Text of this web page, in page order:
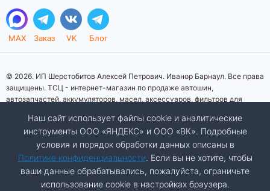
MAX Заказ VK Блог
© 2026. ИП Шерстобитов Алексей Петрович. Иванор Барнаул. Все права
защищены. ТСЦ - интернет-магазин по продаже автошин,
автозапчастей, аккумуляторов, масел, аксессуаров, фильтров для
информационный характер. Представленная информация о товарах, их
стоимости, характеристик, фото, наличия на складе ни при каких
условиях не является публичной офертой, определяемой положениями
Статьи 437 (2) Гражданского кодекса Российской Федерации.
Изображения товаров на фотографиях, представленных на сайте, могут
отличаться от оригиналов. Копирование материалов сайта запрещено.
Наш сайт использует файлы cookie и аналитические
инструменты ООО «ЯНДЕКС» и ООО «ВК». Подробные
условия и порядок обработки данных описаны в
Политике конфиденциальности. Если вы не хотите, чтобы
ваши данные обрабатывались, пожалуйста, ограничьте
использование cookie в настройках браузера.